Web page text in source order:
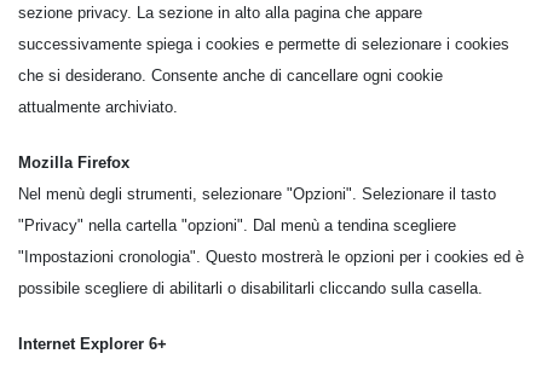
sezione privacy. La sezione in alto alla pagina che appare
successivamente spiega i cookies e permette di selezionare i cookies
che si desiderano. Consente anche di cancellare ogni cookie
attualmente archiviato.
Mozilla Firefox
Nel menù degli strumenti, selezionare "Opzioni". Selezionare il tasto
"Privacy" nella cartella "opzioni". Dal menù a tendina scegliere
"Impostazioni cronologia". Questo mostrerà le opzioni per i cookies ed è
possibile scegliere di abilitarli o disabilitarli cliccando sulla casella.
Internet Explorer 6+